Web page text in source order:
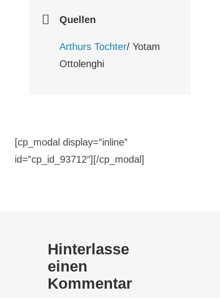
Quellen
Arthurs Tochter/ Yotam
Ottolenghi
[cp_modal display=”inline”
id=”cp_id_93712″][/cp_modal]
Hinterlasse
einen
Kommentar